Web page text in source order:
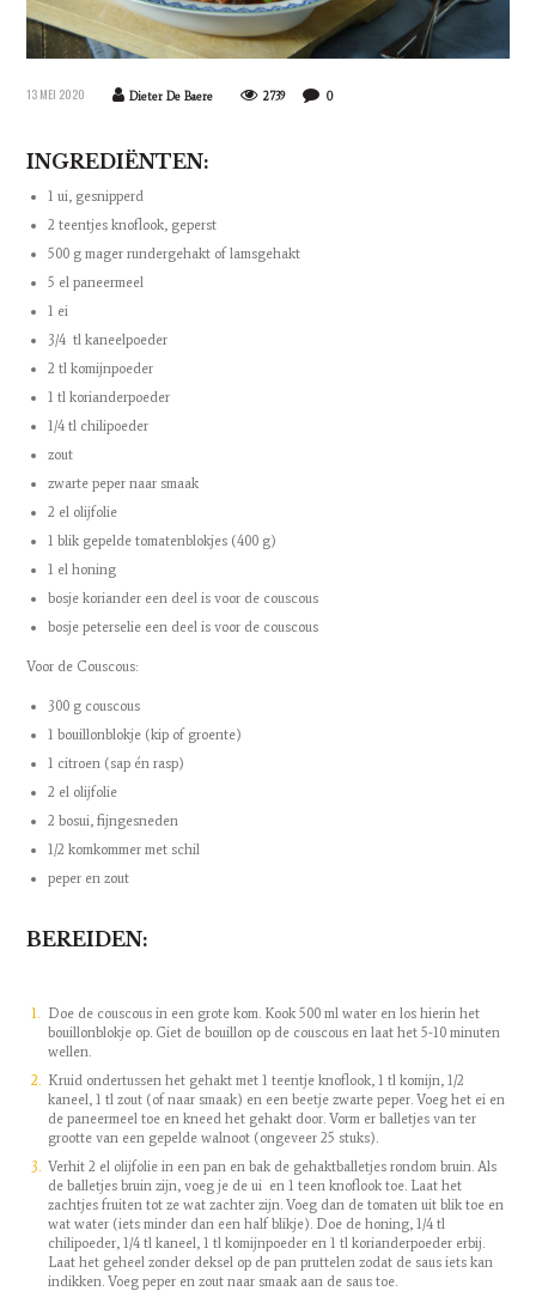
13 MEI 2020 Dieter De Baere 2739 0
INGREDIËNTEN:
1 ui, gesnipperd
2 teentjes knoflook, geperst
500 g mager rundergehakt of lamsgehakt
5 el paneermeel
1 ei
3/4 tl kaneelpoeder
2 tl komijnpoeder
1 tl korianderpoeder
1/4 tl chilipoeder
zout
zwarte peper naar smaak
2 el olijfolie
1 blik gepelde tomatenblokjes (400 g)
1 el honing
bosje koriander een deel is voor de couscous
bosje peterselie een deel is voor de couscous
Voor de Couscous:
300 g couscous
1 bouillonblokje (kip of groente)
1 citroen (sap én rasp)
2 el olijfolie
2 bosui, fijngesneden
1/2 komkommer met schil
peper en zout
BEREIDEN:
Doe de couscous in een grote kom. Kook 500 ml water en los hierin het
bouillonblokje op. Giet de bouillon op de couscous en laat het 5-10 minuten
wellen.
Kruid ondertussen het gehakt met 1 teentje knoflook, 1 tl komijn, 1/2
kaneel, 1 tl zout (of naar smaak) en een beetje zwarte peper. Voeg het ei en
de paneermeel toe en kneed het gehakt door. Vorm er balletjes van ter
grootte van een gepelde walnoot (ongeveer 25 stuks).
Verhit 2 el olijfolie in een pan en bak de gehaktballetjes rondom bruin. Als
de balletjes bruin zijn, voeg je de ui en 1 teen knoflook toe. Laat het
zachtjes fruiten tot ze wat zachter zijn. Voeg dan de tomaten uit blik toe en
wat water (iets minder dan een half blikje). Doe de honing, 1/4 tl
chilipoeder, 1/4 tl kaneel, 1 tl komijnpoeder en 1 tl korianderpoeder erbij.
Laat het geheel zonder deksel op de pan pruttelen zodat de saus iets kan
indikken. Voeg peper en zout naar smaak aan de saus toe.